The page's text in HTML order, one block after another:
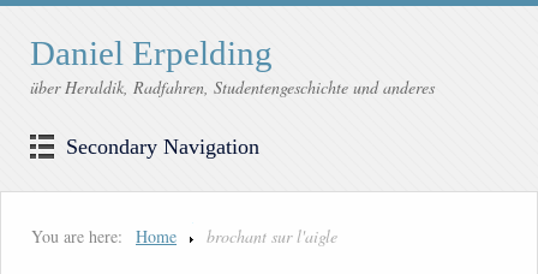
Daniel Erpelding
über Heraldik, Radfahren, Studentengeschichte und anderes
Secondary Navigation
You are here: Home brochant sur l'aigle